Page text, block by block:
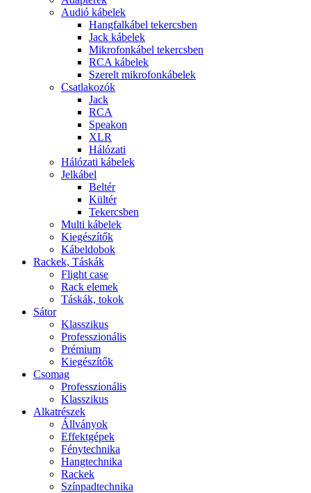
Audió kábelek
Hangfalkábel tekercsben
Jack kábelek
Mikrofonkábel tekercsben
RCA kábelek
Szerelt mikrofonkábelek
Csatlakozók
Jack
RCA
Speakon
XLR
Hálózati
Hálózati kábelek
Jelkábel
Beltér
Kültér
Tekercsben
Multi kábelek
Kiegészítők
Kábeldobok
Rackek, Táskák
Flight case
Rack elemek
Táskák, tokok
Sátor
Klasszikus
Professzionális
Prémium
Kiegészítők
Csomag
Professzionális
Klasszikus
Alkatrészek
Állványok
Effektgépek
Fénytechnika
Hangtechnika
Rackek
Színpadtechnika